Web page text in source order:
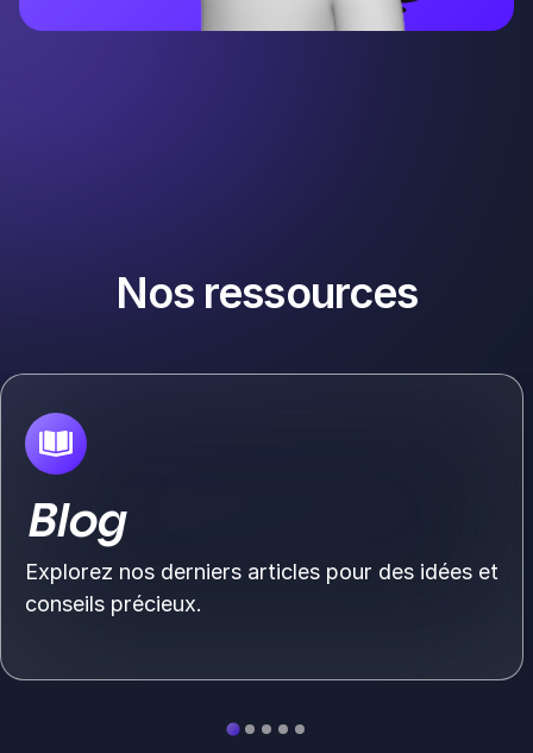
Nos ressources
Blog
Explorez nos derniers articles pour des idées et
conseils précieux.